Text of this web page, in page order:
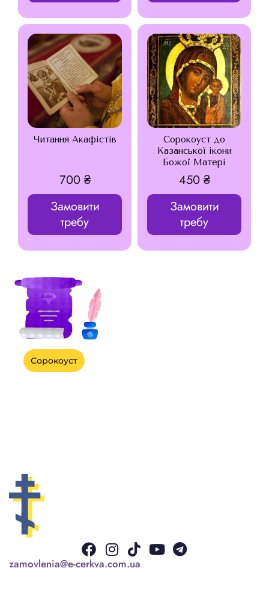
Читання Акафістів
700 ₴
Замовити
требу
Сорокоуст до
Казанської ікони
Божої Матері
450 ₴
Замовити
требу
Сорокоуст
Facebook
Instagram
TiktokYoutubeTelegram
zamovlenia@e-cerkva.com.ua